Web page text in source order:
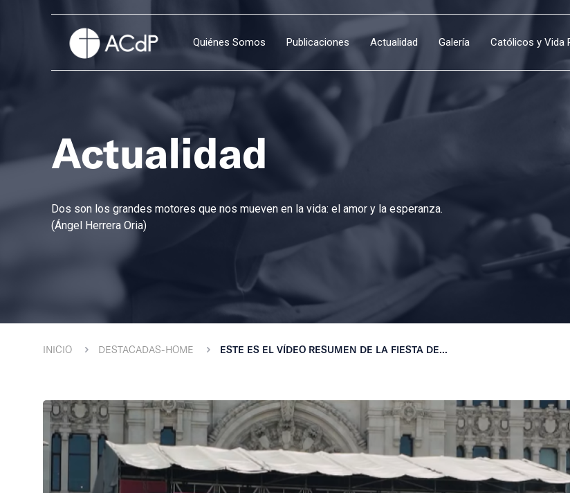
Quiénes Somos Publicaciones Actualidad Galería Católicos y Vida
Actualidad
Dos son los grandes motores que nos mueven en la vida: el amor y la esperanza.
(Ángel Herrera Oria)
INICIO DESTACADAS-HOME ESTE ES EL VÍDEO RESUMEN DE LA FIESTA DE...